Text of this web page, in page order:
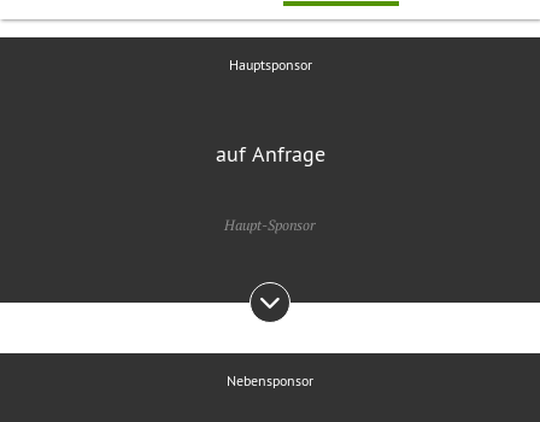
Hauptsponsor
auf Anfrage
Haupt-Sponsor
Nebensponsor